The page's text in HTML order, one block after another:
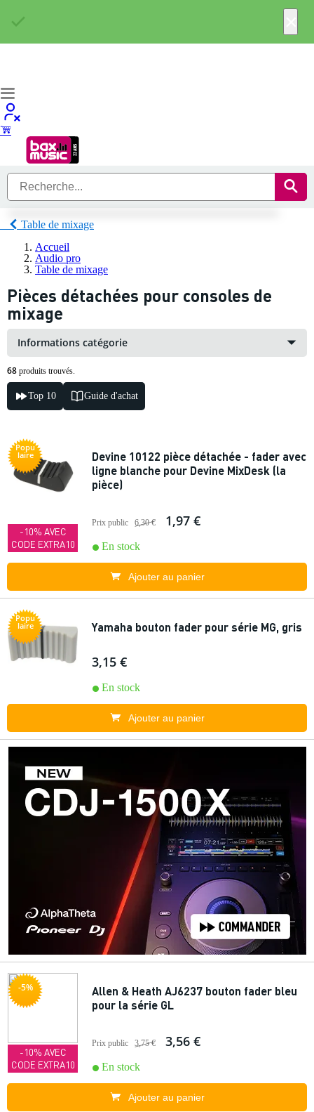
Table de mixage
Accueil
Audio pro
Table de mixage
Pièces détachées pour consoles de
mixage
Informations catégorie
68 produits trouvés.
Top 10 Guide d'achat
Popu
laire
-10% AVEC
CODE EXTRA10
Devine 10122 pièce détachée - fader avec
ligne blanche pour Devine MixDesk (la
pièce)
Prix public 6,30 € 1,97 €
En stock
Ajouter au panier
Popu
laire Yamaha bouton fader pour série MG, gris
3,15 €
En stock
Ajouter au panier
-5%
-10% AVEC
CODE EXTRA10
Allen & Heath AJ6237 bouton fader bleu
pour la série GL
Prix public 3,75 € 3,56 €
En stock
Ajouter au panier